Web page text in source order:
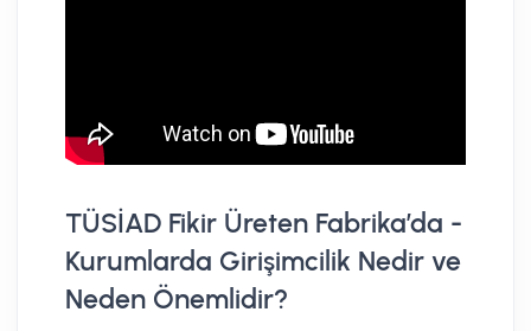
TÜSİAD Fikir Üreten Fabrika’da -
Kurumlarda Girişimcilik Nedir ve
Neden Önemlidir?